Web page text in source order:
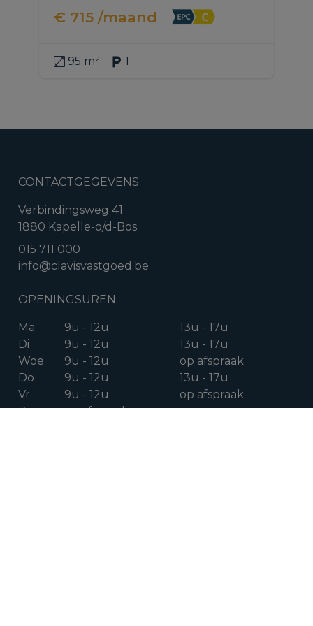
€ 715 /maand
95 m² 1
CONTACTGEGEVENS
Verbindingsweg 41
1880 Kapelle-o/d-Bos
015 711 000
info@clavisvastgoed.be
OPENINGSUREN
Ma 9u - 12u
13u - 17u
Di
9u - 12u
13u - 17u
Woe
9u - 12u
op afspraak
Do
9u - 12u
13u - 17u
Vr
9u - 12u
op afspraak
Za
op afspraak